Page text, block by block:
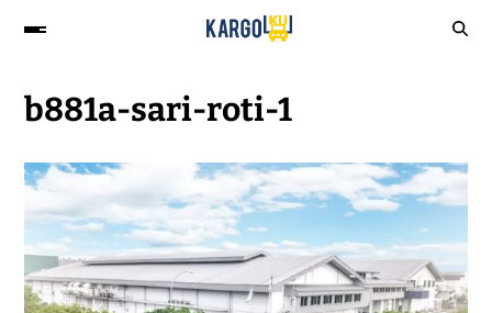
b881a-sari-roti-1